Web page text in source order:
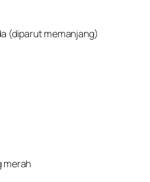
(diparut memanjang)
merah